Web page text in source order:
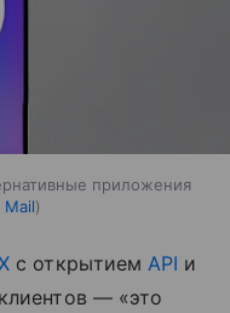
приложения
Mail
с открытием API и
— «это